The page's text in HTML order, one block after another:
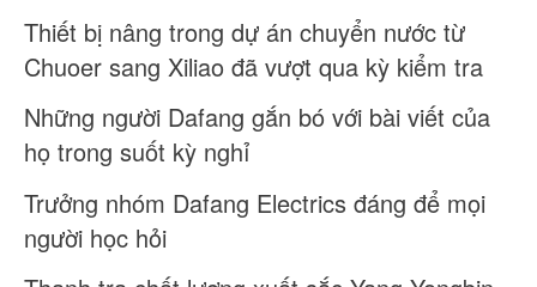
Thiết bị nâng trong dự án chuyển nước từ
Chuoer sang Xiliao đã vượt qua kỳ kiểm tra
Những người Dafang gắn bó với bài viết của
họ trong suốt kỳ nghỉ
Trưởng nhóm Dafang Electrics đáng để mọi
người học hỏi